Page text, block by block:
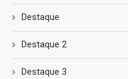
Destaque
Destaque 2
Destaque 3